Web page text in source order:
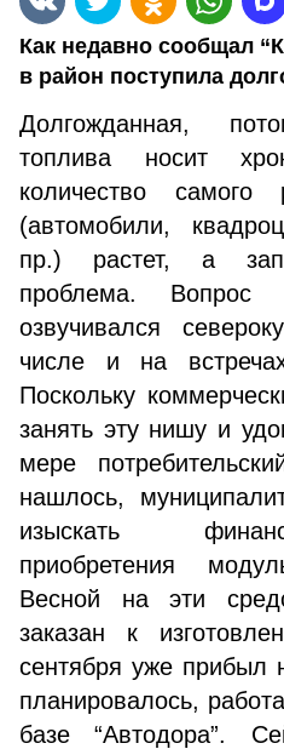
Как недавно сообщал
в район поступила
Долгожданная,
топлива носит
количество самого
(автомобили,
пр.) растет, а
проблема. Вопрос
озвучивался
числе и на
Поскольку
занять эту нишу и
мере
нашлось,
изыскать
приобретения
Весной на эти
заказан к
сентября уже прибыл
планировалось,
базе “Автодора”.